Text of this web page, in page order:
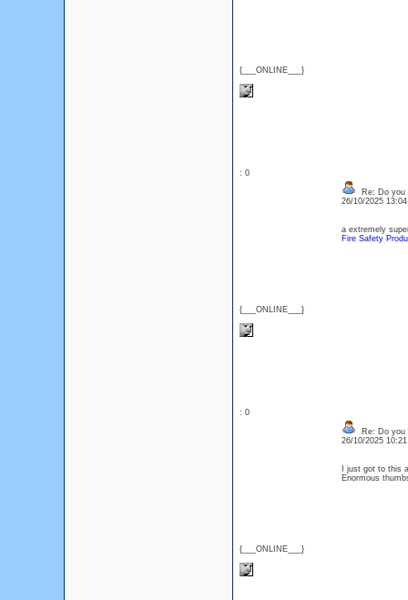
{___ONLINE___}
: 0
{___ONLINE___}
Re: Do you
26/10/2025
a extremely
Fire Safety
: 0
{___ONLINE___}
Re: Do you
26/10/2025
I just got to this
Enormous